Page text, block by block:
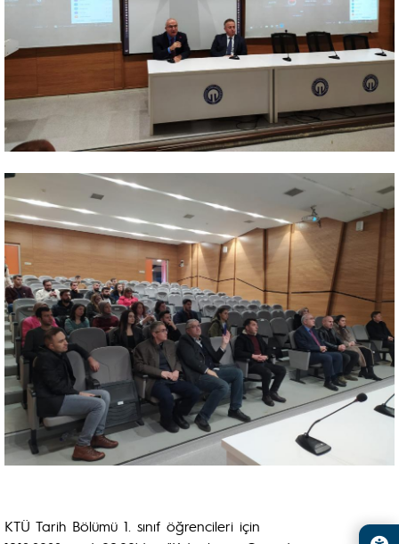
KTÜ Tarih Bölümü 1. sınıf öğrencileri için